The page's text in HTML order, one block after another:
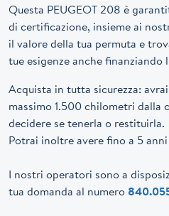
Questa PEUGEOT 208 è
di certificazione, insieme ai
il valore della tua permuta e
tue esigenze anche
Acquista in tutta sicurezza:
massimo 1.500 chilometri dalla
decidere se tenerla o restituirla.
Potrai inoltre avere fino a 5
I nostri operatori sono a
tua domanda al numero